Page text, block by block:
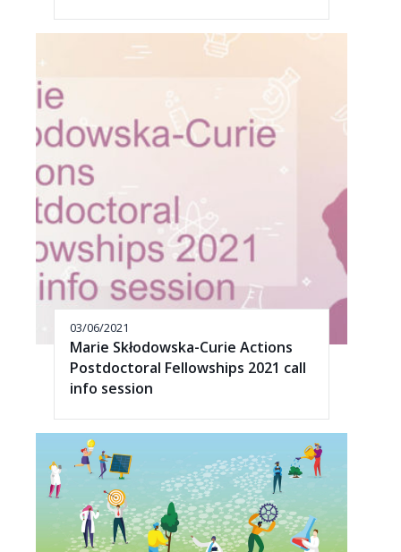
03/06/2021
Marie Skłodowska-Curie Actions
Postdoctoral Fellowships 2021 call
info session